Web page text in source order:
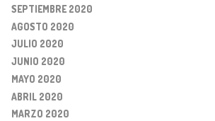
SEPTIEMBRE 2020
AGOSTO 2020
JULIO 2020
JUNIO 2020
MAYO 2020
ABRIL 2020
MARZO 2020